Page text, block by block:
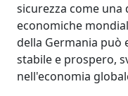
sicurezza come
economiche
della Germania può
stabile e prospero,
nell'economia